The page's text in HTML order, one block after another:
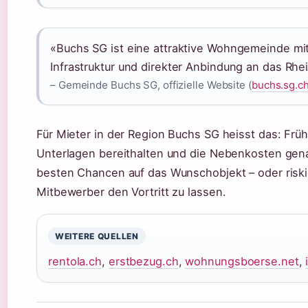
«Buchs SG ist eine attraktive Wohngemeinde
Infrastruktur und direkter Anbindung an das
– Gemeinde Buchs SG, offizielle Website (
Für Mieter in der Region Buchs SG heisst das:
Unterlagen bereithalten und die Nebenkosten
besten Chancen auf das Wunschobjekt – oder
Mitbewerber den Vortritt zu lassen.
WEITERE QUELLEN
rentola.ch, erstbezug.ch,wohnungsboerse.net,